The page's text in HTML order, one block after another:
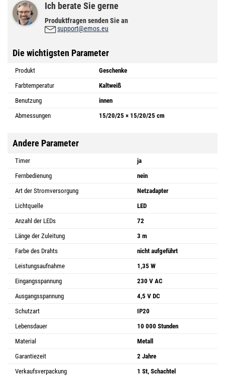
Ich berate Sie gerne
Produktfragen senden Sie an
support@emos.eu
Die wichtigsten Parameter
Produkt
Geschenke
Farbtemperatur
Kaltweiß
Benutzung
innen
Abmessungen
15/20/25 × 15/20/25 cm
Andere Parameter
Timer
ja
Fernbedienung
nein
Art der Stromversorgung
Netzadapter
Lichtquelle
LED
Anzahl der LEDs
72
Länge der Zuleitung
3 m
Farbe des Drahts
nicht aufgeführt
Leistungsaufnahme
1,35 W
Eingangsspannung
230 V AC
Ausgangsspannung
4,5 V DC
Schutzart
IP20
Lebensdauer
10 000 Stunden
Material
Metall
Garantiezeit
2 Jahre
Verkaufsverpackung
1 St, Schachtel